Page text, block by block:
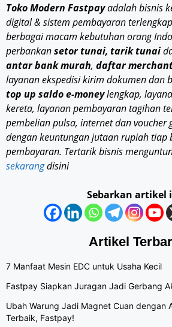
Toko Modern Fastpayadalah bisnis
digital & sistem pembayaran
berbagai macam kebutuhan orang
perbankansetor tunai, tarik tunai
antar bank murah, daftar
layanan ekspedisi kirim dokumen dan
top up saldo e-moneylengkap,
kereta, layanan pembayaran tagihan
pembelian pulsa, internet dan voucher
dengan keuntungan jutaan rupiah tiap
pembayaran. Tertarik bisnis
sekarangdisini
Sebarkan artikel
Artikel
7 Manfaat Mesin EDC untuk Usaha Kecil
Fastpay Siapkan Juragan Jadi Gerbang
Ubah Warung Jadi Magnet Cuan dengan
Terbaik, Fastpay!